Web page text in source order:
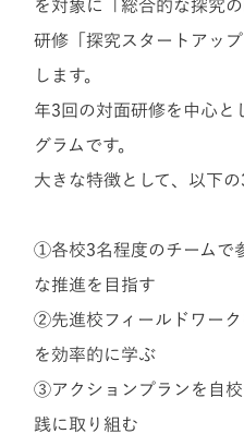
を対象に「総合的な探究
研修「探究スタートアッ
します。
年3回の対面研修を中心と
グラムです。
大きな特徴として、以下の
①各校3名程度のチームで
な推進を目指す
②先進校フィールドワー
を効率的に学ぶ
③アクションプランを自
践に取り組む